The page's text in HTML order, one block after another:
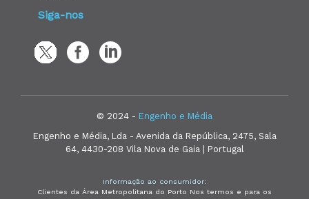
Siga-nos
© 2024 - Engenho e Média
Engenho e Média, Lda - Avenida da República, 2475, Sala
64, 4430-208 Vila Nova de Gaia | Portugal
Informação ao consumidor:
Clientes da Área Metropolitana do Porto Nos termos e para os